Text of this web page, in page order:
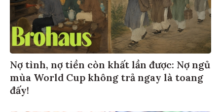
Nợ tình, nợ tiền còn khất lần được: Nợ ngủ
mùa World Cup không trả ngay là toang
đấy!